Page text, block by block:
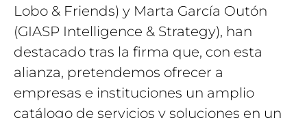
Lobo & Friends) y Marta García Outón
(GIASP Intelligence & Strategy), han
destacado tras la firma que, con esta
alianza, pretendemos ofrecer a
empresas e instituciones un amplio
catálogo de servicios y soluciones en un